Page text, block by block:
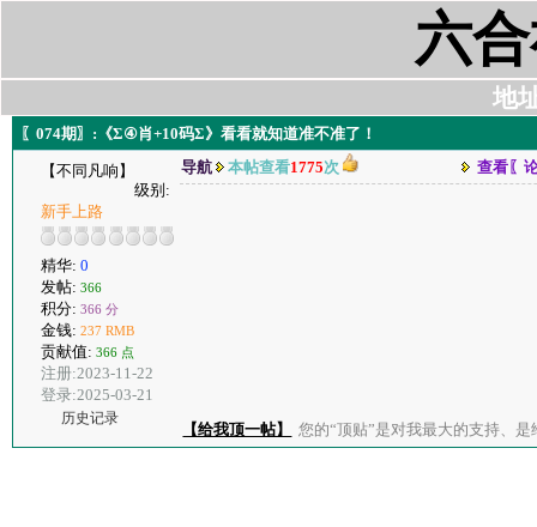
六
地
〖074期〗:《Σ④肖+10码Σ》看看就知道准不准了！
【不同凡响】
级别:
新手上路
精华: 0
发帖: 366
积分: 366 分
金钱: 237 RMB
贡献值: 366 点
注册:2023-11-22
登录:2025-03-21
历史记录
导航 本帖查看1775次 查看〖
【给我顶一帖】 您的“顶贴”是对我最大的支持、